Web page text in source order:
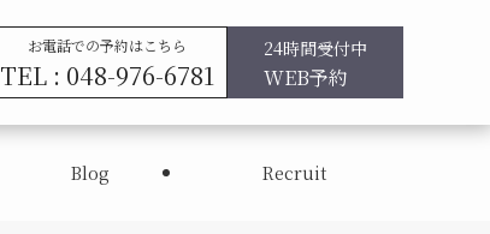
お電話での予約はこちら
TEL : 048-976-6781
24時間受付中
WEB予約
Blog Recruit